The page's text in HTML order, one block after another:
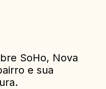
SoHo, Nova
e sua